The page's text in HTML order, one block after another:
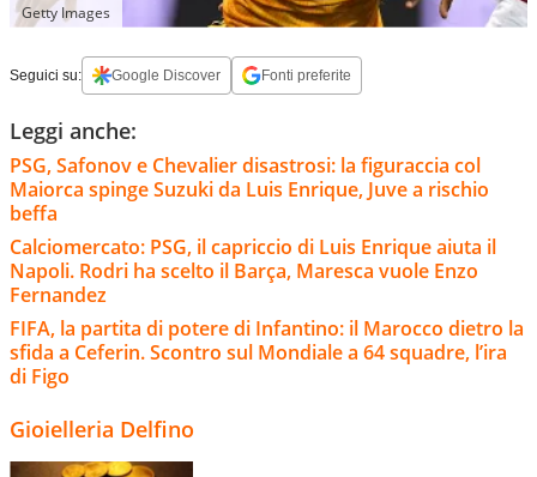
Getty Images
Seguici su: Google Discover Fonti preferite
Leggi anche:
PSG, Safonov e Chevalier disastrosi: la figuraccia col
Maiorca spinge Suzuki da Luis Enrique, Juve a rischio
beffa
Calciomercato: PSG, il capriccio di Luis Enrique aiuta il
Napoli. Rodri ha scelto il Barça, Maresca vuole Enzo
Fernandez
FIFA, la partita di potere di Infantino: il Marocco dietro la
sfida a Ceferin. Scontro sul Mondiale a 64 squadre, l’ira
di Figo
Gioielleria Delfino